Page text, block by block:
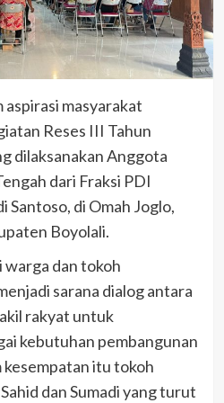
aspirasi masyarakat
Reses III Tahun
dilaksanakan Anggota
dari Fraksi PDI
Santoso, di Omah Joglo,
Boyolali.
warga dan tokoh
sarana dialog antara
rakyat untuk
kebutuhan pembangunan
kesempatan itu tokoh
dan Sumadi yang turut